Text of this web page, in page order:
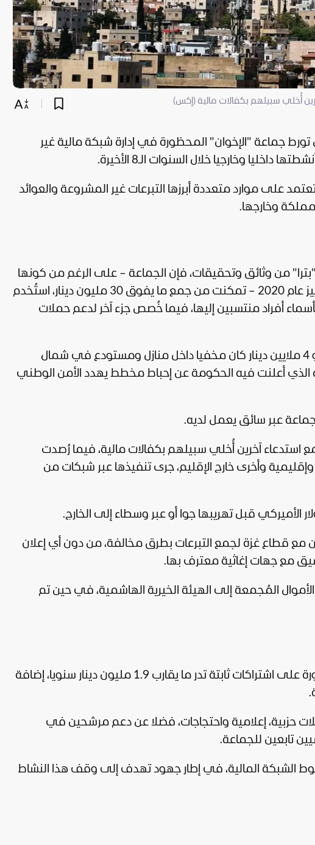
تورط جماعة "الإخوان" المحظورة في إدارة شبكة مالية غير
وخارجيا خلال السنوات الـ8 الأخيرة.
على موارد متعددة أبرزها التبرعات غير المشروعة والعوائد
وخارجها.
"بترا" من وثائق وتحقيقات، فإن الجماعة – على الرغم من كونها
منحلة بحكم قضائي صادر عن محكمة التمييز عام 2020 – تمكنت من جمع ما يفوق 30 مليون دينار، استُخدم
أفراد منتسبين إليها، فيما خُصص جزء آخر لدعم حملات
كما أظهرت التحقيقات ضبط مبلغ يُقدر بنحو 4 ملايين دينار كان مخفيا داخل منازل ومستودع في شمال
الذي أعلنت فيه الحكومة عن إحباط مخطط يهدد الأمن الوطني
عبر سائق يعمل لديه.
عن توقيف 11 شخصا، مع استدعاء آخرين أُخلي سبيلهم بكفالات مالية، فيما رُصدت
وأخرى خارج الإقليم، جرى تنفيذها عبر شبكات من
الأميركي قبل تهريبها جوا أو عبر وسطاء إلى الخارج.
مع قطاع غزة لجمع التبرعات بطرق مخالفة، من دون أي إعلان
مع جهات إغاثية معترف بها.
من مجموع الأموال المُجمعة إلى الهيئة الخيرية الهاشمية، في حين تم
وبحسب التحقيقات، تعتمد الجماعة المحظورة على اشتراكات ثابتة تدر ما يقارب 1.9 مليون دينار سنويا، إضافة
حزبية، إعلامية واحتجاجات، فضلا عن دعم مرشحين في
تابعين للجماعة.
الشبكة المالية، في إطار جهود تهدف إلى وقف هذا النشاط